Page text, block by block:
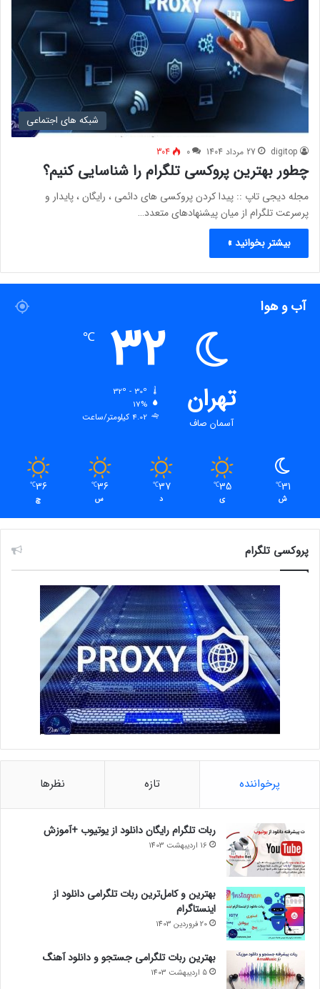
شبکه های اجتماعی
digitop 27 مرداد 1404 0
304
چطور بهترین پروکسی تلگرام را شناسایی کنیم؟
مجله دیجی تاپ :: پیدا کردن پروکسی های دائمی ، رایگان ، پایدار و
پرسرعت تلگرام از میان پیشنهادهای متعدد…
بیشتر بخوانید »
آب و هوا
تهران
آسمان صاف
32
℃
17%
4.02 کیلومتر/ساعت
31
℃
ش
35
℃
ی
37
℃
د
36
℃
س
36
℃
چ
پروکسی تلگرام
پرخواننده تازه نظرها
ربات تلگرام رایگان دانلود از یوتیوب +آموزش
16 اردیبهشت 1403
بهترین و کامل‌ترین ربات تلگرامی دانلود از
اینستاگرام
20 فروردین 1403
بهترین ربات تلگرامی جستجو و دانلود آهنگ
5 اردیبهشت 1403